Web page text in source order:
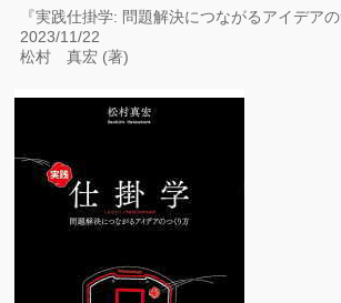
『実践仕掛学: 問題解決につながるアイデアの
2023/11/22
松村 真宏 (著)